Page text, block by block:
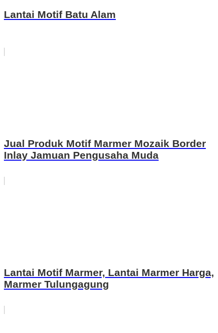
Lantai Motif Batu Alam
Jual Produk Motif Marmer Mozaik Border
Inlay Jamuan Pengusaha Muda
Lantai Motif Marmer, Lantai Marmer Harga,
Marmer Tulungagung